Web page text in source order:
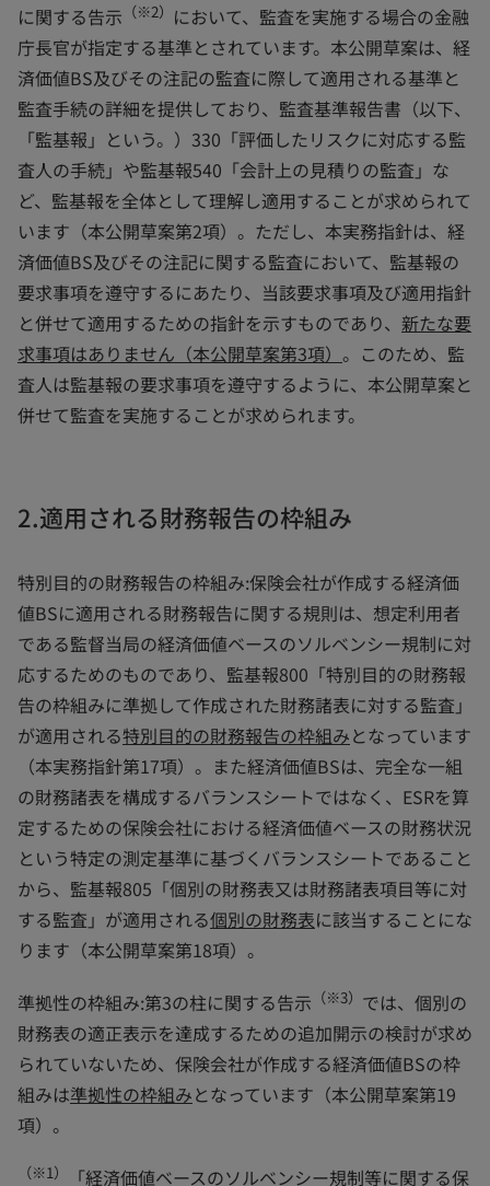
に関する告示 （※2） において、監査を実施する場合の金融
庁長官が指定する基準とされています。本公開草案は、経
済価値BS及びその注記の監査に際して適用される基準と
監査手続の詳細を提供しており、監査基準報告書（以下、
「監基報」という。）330「評価したリスクに対応する監
査人の手続」や監基報540「会計上の見積りの監査」な
ど、監基報を全体として理解し適用することが求められて
います（本公開草案第2項）。ただし、本実務指針は、経
済価値BS及びその注記に関する監査において、監基報の
要求事項を遵守するにあたり、当該要求事項及び適用指針
と併せて適用するための指針を示すものであり、 新たな要
求事項はありません（本公開草案第3項） 。このため、監
査人は監基報の要求事項を遵守するように、本公開草案と
併せて監査を実施することが求められます。
2.適用される財務報告の枠組み
特別目的の財務報告の枠組み:保険会社が作成する経済価
値BSに適用される財務報告に関する規則は、想定利用者
である監督当局の経済価値ベースのソルベンシー規制に対
応するためのものであり、監基報800「特別目的の財務報
告の枠組みに準拠して作成された財務諸表に対する監査」
が適用される特別目的の財務報告の枠組みとなっています
（本実務指針第17項）。また経済価値BSは、完全な一組
の財務諸表を構成するバランスシートではなく、ESRを算
定するための保険会社における経済価値ベースの財務状況
という特定の測定基準に基づくバランスシートであること
から、監基報805「個別の財務表又は財務諸表項目等に対
する監査」が適用される個別の財務表に該当することにな
ります（本公開草案第18項）。
準拠性の枠組み:第3の柱に関する告示 （※3） では、個別の
財務表の適正表示を達成するための追加開示の検討が求め
られていないため、保険会社が作成する経済価値BSの枠
組みは準拠性の枠組みとなっています（本公開草案第19
項）。
（※1） 「経済価値ベースのソルベンシー規制等に関する保